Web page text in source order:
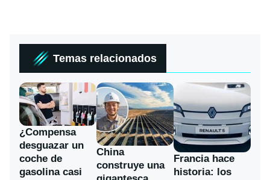
Temas relacionados
¿Compensa
desguazar un
coche de
gasolina casi
China
construye una
Francia hace
historia: los